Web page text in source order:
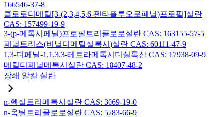
166546-37-8
클로로디메틸[3-(2,3,4,5,6-펜타플루오로페닐)프로필]실란
CAS: 157499-19-9
3-(p-메톡시페닐)프로필트리클로로실란 CAS: 163155-57-5
페닐트리스(비닐디메틸실록시)실란 CAS: 60111-47-9
1,3-디페닐-1,1,3,3-테트라메톡시디실록산 CAS: 17938-09-9
메틸디페닐메톡시실란 CAS: 18407-48-2
장쇄 알킬 실란
n-헥실트리메톡시실란 CAS: 3069-19-0
n-옥틸트리클로로실란 CAS: 5283-66-9